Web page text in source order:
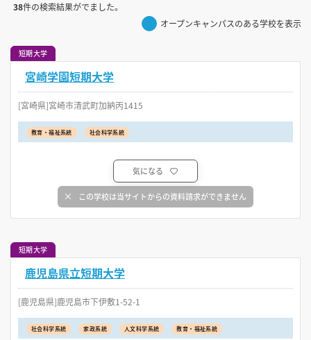
38件の検索結果がでました。
オープンキャンパスのある学校を表示
短期大学
宮崎学園短期大学
[宮崎県]宮崎市清武町加納丙1415
教育・福祉系統 社会科学系統
気になる
この学校は当サイトからの資料請求ができません
短期大学
鹿児島県立短期大学
[鹿児島県]鹿児島市下伊敷1-52-1
社会科学系統 家政系統 人文科学系統 教育・福祉系統